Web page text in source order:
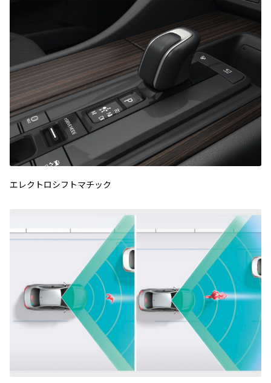
エレクトロシフトマチック